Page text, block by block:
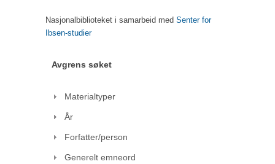
Nasjonalbiblioteket i samarbeid med Senter for
Ibsen-studier
Avgrens søket
Materialtyper
År
Forfatter/person
Generelt emneord